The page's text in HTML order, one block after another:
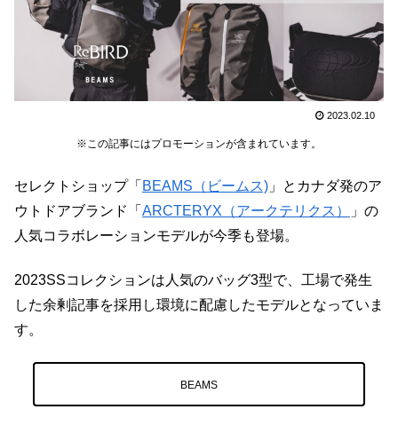
2023.02.10
※この記事にはプロモーションが含まれています。
セレクトショップ「 BEAMS（ビームス) 」とカナダ発のア
ウトドアブランド「 ARCTERYX（アークテリクス）
」の
人気コラボレーションモデルが今季も登場。
2023SSコレクションは人気のバッグ3型で、工場で発生
した余剰記事を採用し環境に配慮したモデルとなっていま
す。
BEAMS